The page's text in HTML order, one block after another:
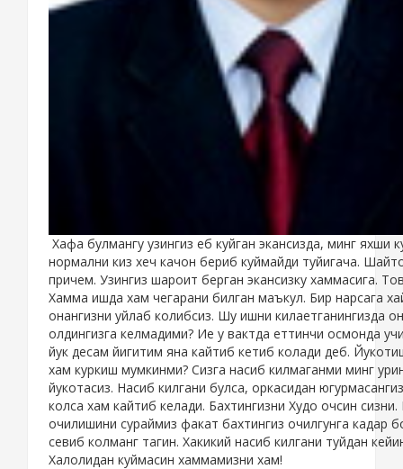
Хафа булмангу узингиз еб куйган экансизда, минг яхши
нормални киз хеч качон бериб куймайди туйигача.
причем. Узингиз шароит берган экансизку хаммасига.
Хамма ишда хам чегарани билган маъкул. Бир нарсага
онангизни уйлаб колибсиз. Шу ишни килаетганингизда
олдингизга келмадими? Ие у вактда еттинчи осмонда
йук десам йигитим яна кайтиб кетиб колади деб.
хам куркиш мумкинми? Сизга насиб килмаганми минг
йукотасиз. Насиб килгани булса, оркасидан
колса хам кайтиб келади. Бахтингизни Худо очсин сизни.
очилишини сураймиз факат бахтингиз очилгунга кадар
севиб колманг тагин. Хакикий насиб килгани туйдан
Халолидан куймасин хаммамизни хам!